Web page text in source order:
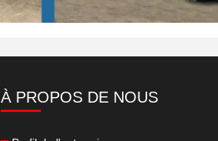
À PROPOS DE NOUS